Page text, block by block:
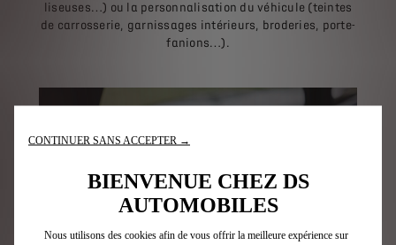
liseuses…) ou la personnalisation du véhicule (teintes
de carrosserie, garnissages intérieurs, broderies, porte-
fanions…).
CONTINUER SANS ACCEPTER →
BIENVENUE CHEZ DS
AUTOMOBILES
Nous utilisons des cookies afin de vous offrir la meilleure expérience sur